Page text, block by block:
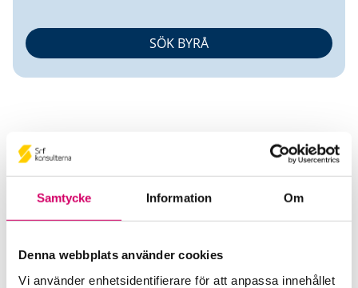
Samtycke Information Om
Denna webbplats använder cookies
Vi använder enhetsidentifierare för att anpassa innehållet
Dala Företagsekonomer i
Srf Auktoriserade konsulter